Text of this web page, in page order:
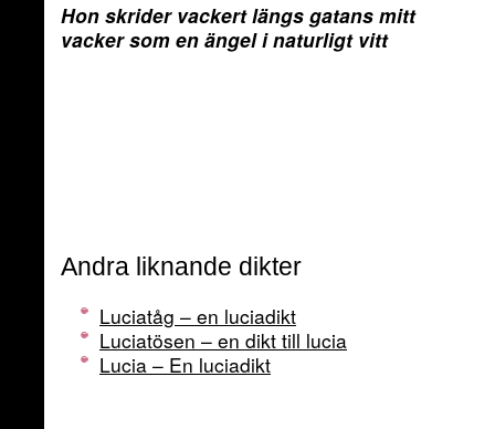
Hon skrider vackert längs gatans mitt
vacker som en ängel i naturligt vitt
Andra liknande dikter
Luciatåg – en luciadikt
Luciatösen – en dikt till lucia
Lucia – En luciadikt